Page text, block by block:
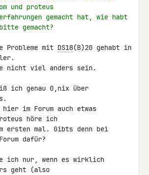
und proteus
gemacht hat, wie habt
gemacht?
Probleme mit DS18(B)20 gehabt in
nicht viel anders sein.
ich genau 0,nix über
im Forum auch etwas
höre ich
ersten mal. Gibts denn bei
dafür?
ich nur, wenn es wirklich
geht (also